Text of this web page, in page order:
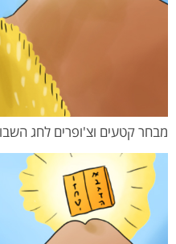
מבחר קטעים וצ'ופרים לחג